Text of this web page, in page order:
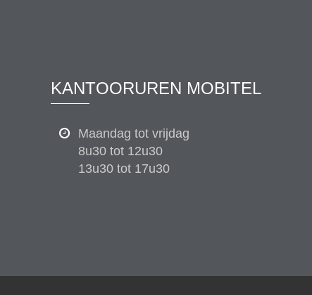
KANTOORUREN MOBITEL
Maandag tot vrijdag
8u30 tot 12u30
13u30 tot 17u30